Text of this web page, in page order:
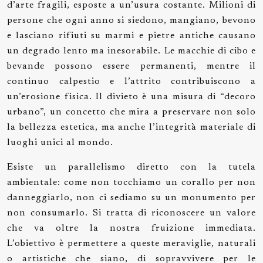
d’arte fragili, esposte a un’usura costante. Milioni di
persone che ogni anno si siedono, mangiano, bevono
e lasciano rifiuti su marmi e pietre antiche causano
un degrado lento ma inesorabile. Le macchie di cibo e
bevande possono essere permanenti, mentre il
continuo calpestio e l’attrito contribuiscono a
un’erosione fisica. Il divieto è una misura di “decoro
urbano”, un concetto che mira a preservare non solo
la bellezza estetica, ma anche l’integrità materiale di
luoghi unici al mondo.
Esiste un parallelismo diretto con la tutela
ambientale: come non tocchiamo un corallo per non
danneggiarlo, non ci sediamo su un monumento per
non consumarlo. Si tratta di riconoscere un valore
che va oltre la nostra fruizione immediata.
L’obiettivo è permettere a queste meraviglie, naturali
o artistiche che siano, di sopravvivere per le